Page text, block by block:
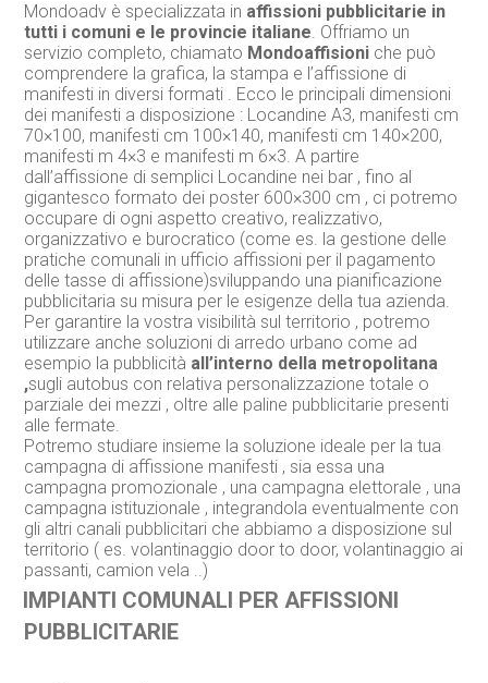
Mondoadv è specializzata in affissioni pubblicitarie in
tutti i comuni e le provincie italiane. Offriamo un
servizio completo, chiamato Mondoaffisioni che può
comprendere la grafica, la stampa e l’affissione di
manifesti in diversi formati . Ecco le principali dimensioni
dei manifesti a disposizione : Locandine A3, manifesti cm
70×100, manifesti cm 100×140, manifesti cm 140×200,
manifesti m 4×3 e manifesti m 6×3. A partire
dall’affissione di semplici Locandine nei bar , fino al
gigantesco formato dei poster 600×300 cm , ci potremo
occupare di ogni aspetto creativo, realizzativo,
organizzativo e burocratico (come es. la gestione delle
pratiche comunali in ufficio affissioni per il pagamento
delle tasse di affissione)sviluppando una pianificazione
pubblicitaria su misura per le esigenze della tua azienda.
Per garantire la vostra visibilità sul territorio , potremo
utilizzare anche soluzioni di arredo urbano come ad
esempio la pubblicità all’interno della metropolitana
,sugli autobus con relativa personalizzazione totale o
parziale dei mezzi , oltre alle paline pubblicitarie presenti
alle fermate.
Potremo studiare insieme la soluzione ideale per la tua
campagna di affissione manifesti , sia essa una
campagna promozionale , una campagna elettorale , una
campagna istituzionale , integrandola eventualmente con
gli altri canali pubblicitari che abbiamo a disposizione sul
territorio ( es. volantinaggio door to door, volantinaggio ai
passanti, camion vela ..)
IMPIANTI COMUNALI PER AFFISSIONI
PUBBLICITARIE